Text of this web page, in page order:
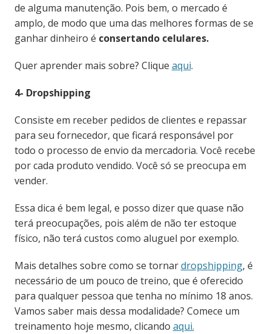
de alguma manutenção. Pois bem, o mercado é
amplo, de modo que uma das melhores formas de se
ganhar dinheiro é consertando celulares.
Quer aprender mais sobre? Clique aqui.
4- Dropshipping
Consiste em receber pedidos de clientes e repassar
para seu fornecedor, que ficará responsável por
todo o processo de envio da mercadoria. Você recebe
por cada produto vendido. Você só se preocupa em
vender.
Essa dica é bem legal, e posso dizer que quase não
terá preocupações, pois além de não ter estoque
físico, não terá custos como aluguel por exemplo.
Mais detalhes sobre como se tornardropshipping, é
necessário de um pouco de treino, que é oferecido
para qualquer pessoa que tenha no mínimo 18 anos.
Vamos saber mais dessa modalidade? Comece um
treinamento hoje mesmo, clicando aqui.